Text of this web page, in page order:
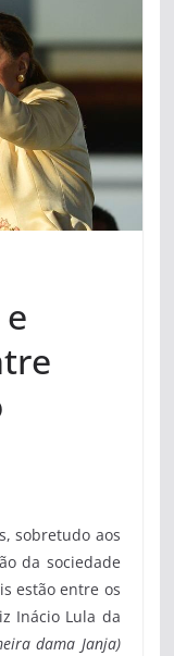
sobretudo aos
da sociedade
estão entre os
Inácio Lula da
dama Janja)